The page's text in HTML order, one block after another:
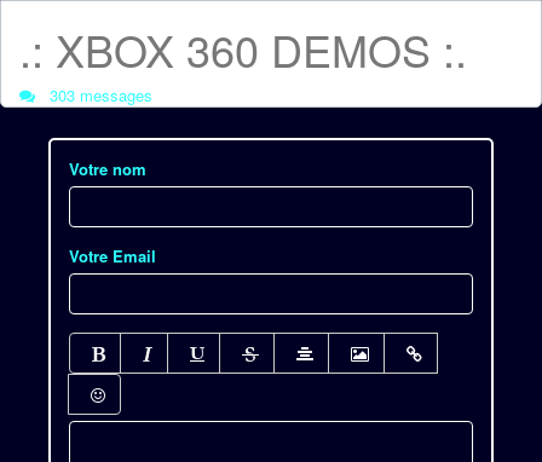
.: XBOX 360 DEMOS :.
303 messages
Votre nom
Votre Email